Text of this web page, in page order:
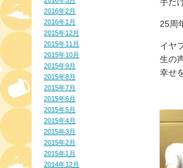
2016年2月
2016年1月
2015年12月
2015年11月
2015年10月
2015年9月
2015年8月
2015年7月
2015年6月
2015年5月
2015年4月
2015年3月
2015年2月
2015年1月
2014年12月
手だ
25周
イヤ
生の
幸せ